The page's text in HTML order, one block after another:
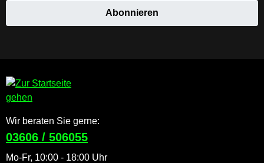
Abonnieren
Wir beraten Sie gerne:
03606 / 506055
Mo-Fr, 10:00 - 18:00 Uhr